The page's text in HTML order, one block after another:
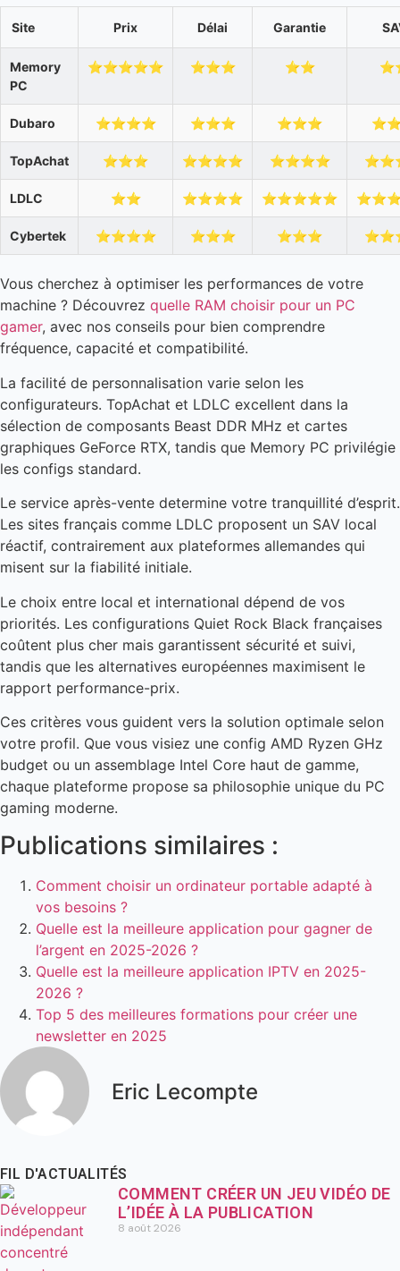
Site Prix Délai Garantie
Memory
PC
⭐⭐⭐⭐⭐ ⭐⭐⭐ ⭐⭐
Dubaro ⭐⭐⭐⭐ ⭐⭐⭐ ⭐⭐⭐
TopAchat ⭐⭐⭐ ⭐⭐⭐⭐ ⭐⭐⭐⭐
LDLC ⭐⭐ ⭐⭐⭐⭐ ⭐⭐⭐⭐⭐
Cybertek ⭐⭐⭐⭐ ⭐⭐⭐ ⭐⭐⭐
Vous cherchez à optimiser les performances de votre
machine ? Découvrez quelle RAM choisir pour un PC
gamer, avec nos conseils pour bien comprendre
fréquence, capacité et compatibilité.
La facilité de personnalisation varie selon les
configurateurs. TopAchat et LDLC excellent dans la
sélection de composants Beast DDR MHz et cartes
graphiques GeForce RTX, tandis que Memory PC privilégie
les configs standard.
Le service après-vente determine votre tranquillité d’esprit.
Les sites français comme LDLC proposent un SAV local
réactif, contrairement aux plateformes allemandes qui
misent sur la fiabilité initiale.
Le choix entre local et international dépend de vos
priorités. Les configurations Quiet Rock Black françaises
coûtent plus cher mais garantissent sécurité et suivi,
tandis que les alternatives européennes maximisent le
rapport performance-prix.
Ces critères vous guident vers la solution optimale selon
votre profil. Que vous visiez une config AMD Ryzen GHz
budget ou un assemblage Intel Core haut de gamme,
chaque plateforme propose sa philosophie unique du PC
gaming moderne.
Publications similaires :
Comment choisir un ordinateur portable adapté à
vos besoins ?
Quelle est la meilleure application pour gagner de
l’argent en 2025-2026 ?
Quelle est la meilleure application IPTV en 2025-
2026 ?
Top 5 des meilleures formations pour créer une
newsletter en 2025
Eric Lecompte
FIL D'ACTUALITÉS
COMMENT CRÉER UN JEU VIDÉO DE
L’IDÉE À LA PUBLICATION
8 août 2026